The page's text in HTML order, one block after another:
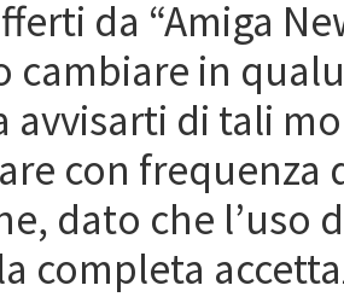
da “Amiga
cambiare in
avvisarti di tali
con frequenza
dato che l’uso
completa